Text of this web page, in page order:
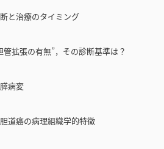
と治療のタイミング
拡張の有無”，その診断基準は？
病変
道癌の病理組織学的特徴